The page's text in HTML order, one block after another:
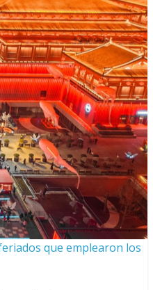
que emplearon los